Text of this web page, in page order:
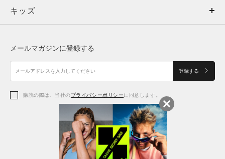
キッズ
アクセサリー
ボトムス
アクセサリー
トップス
シューズ
アクセサリー
レギンス＆タイツ
キッズ
シューズ
メールマガジンに登録する
登録する
購読の際は、当社のプライバシーポリシーに同意します。